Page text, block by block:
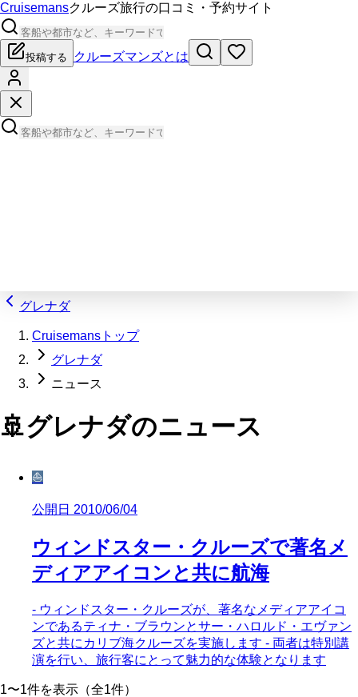
Cruisemansクルーズ旅行の口コミ・予約サイト
投稿する クルーズマンズとは
グレナダ
Cruisemansトップ
グレナダ
ニュース
🚢グレナダのニュース
⛵
公開日 2010/06/04
ウィンドスター・クルーズで著名メ
ディアアイコンと共に航海
- ウィンドスター・クルーズが、著名なメディアアイコ
ンであるティナ・ブラウンとサー・ハロルド・エヴァン
ズと共にカリブ海クルーズを実施します - 両者は特別講
演を行い、旅行客にとって魅力的な体験となります
1〜1件を表示（全1件）